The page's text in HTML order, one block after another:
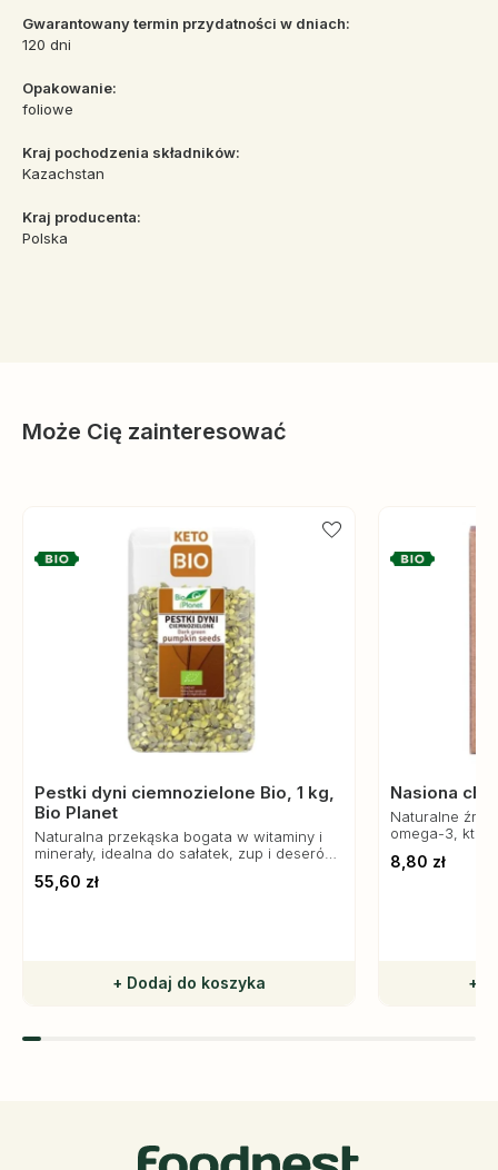
Gwarantowany termin przydatności w dniach:
120 dni
Opakowanie:
foliowe
Kraj pochodzenia składników:
Kazachstan
Kraj producenta:
Polska
Może Cię zainteresować
Pestki dyni ciemnozielone Bio, 1 kg,
Bio Planet
Naturalna przekąska bogata w witaminy i
minerały, idealna do sałatek, zup i deserów.
55,60 zł
+ Dodaj do koszyka
Nasiona
Naturalne
omega-3,
8,80 zł
+